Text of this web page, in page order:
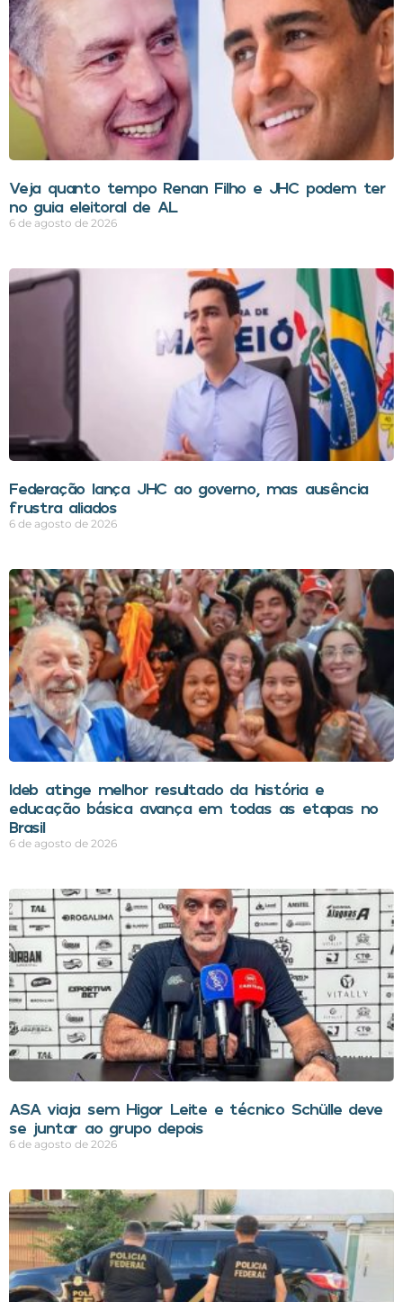
Veja quanto tempo Renan Filho e JHC podem ter
no guia eleitoral de AL
6 de agosto de 2026
Federação lança JHC ao governo, mas ausência
frustra aliados
6 de agosto de 2026
Ideb atinge melhor resultado da história e
educação básica avança em todas as etapas no
Brasil
6 de agosto de 2026
ASA viaja sem Higor Leite e técnico Schülle deve
se juntar ao grupo depois
6 de agosto de 2026